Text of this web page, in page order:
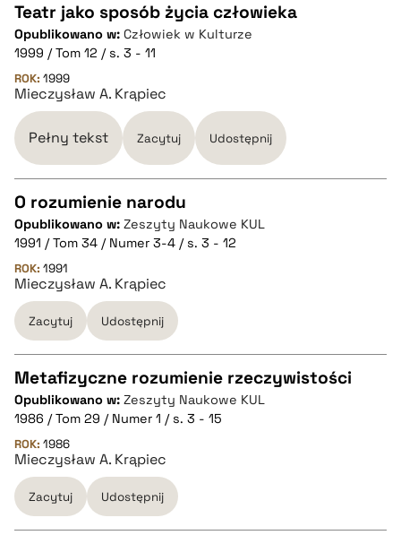
pobierz cytat
CZYSTY TEKST
pobierz cytat
pobierz cytat
Teatr jako sposób życia człowieka
Opublikowano w: Człowiek w Kulturze
1999 / Tom 12 / s. 3 - 11
ROK: 1999
Mieczysław A. Krąpiec
Pełny tekst Zacytuj Udostępnij
CZYSTY TEKST
pobierz cytat
BIBTEX
pobierz cytat
O rozumienie narodu
Opublikowano w: Zeszyty Naukowe KUL
1991 / Tom 34 / Numer 3-4 / s. 3 - 12
ROK: 1991
Mieczysław A. Krąpiec
Zacytuj Udostępnij
CZYSTY TEKST
pobierz cytat
BIBTEX
Metafizyczne rozumienie rzeczywistości
Opublikowano w: Zeszyty Naukowe KUL
1986 / Tom 29 / Numer 1 / s. 3 - 15
ROK: 1986
Mieczysław A. Krąpiec
Zacytuj Udostępnij